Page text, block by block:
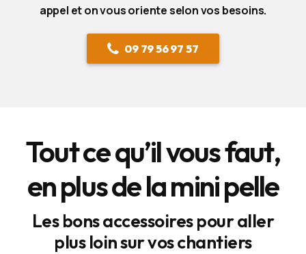
appel et on vous oriente selon vos besoins.
09 79 56 97 57
Tout ce qu’il vous faut,
en plus de la mini pelle
Les bons accessoires pour aller
plus loin sur vos chantiers